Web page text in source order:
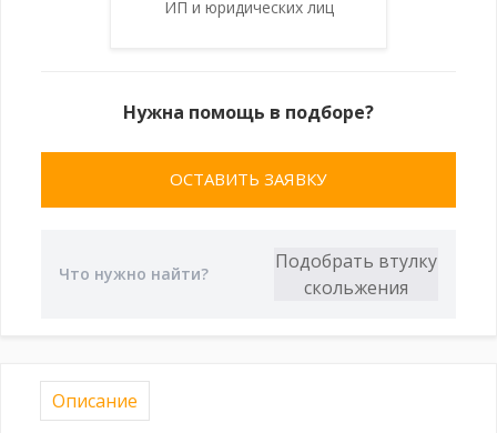
ИП и юридических лиц
Нужна помощь в подборе?
ОСТАВИТЬ ЗАЯВКУ
Описание